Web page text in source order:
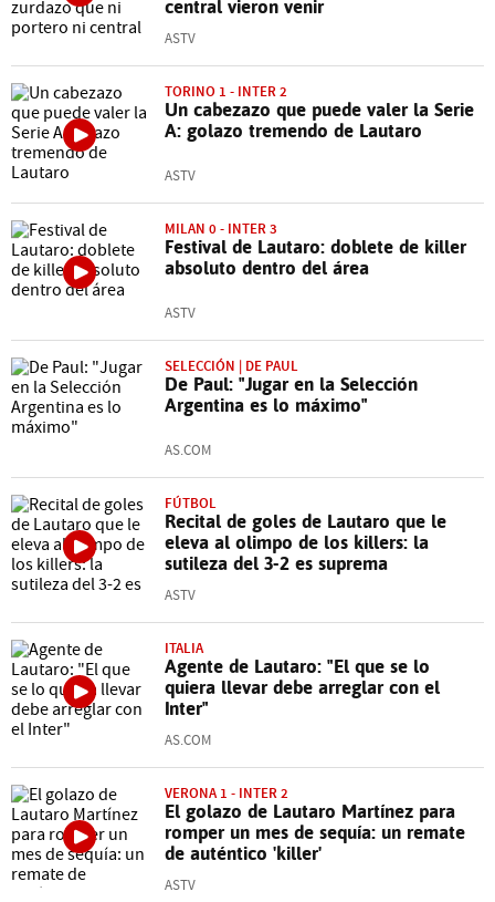
central vieron venir
ASTV
TORINO 1 - INTER 2
Un cabezazo que puede valer la Serie
A: golazo tremendo de Lautaro
ASTV
MILAN 0 - INTER 3
Festival de Lautaro: doblete de killer
absoluto dentro del área
ASTV
SELECCIÓN | DE PAUL
De Paul: "Jugar en la Selección
Argentina es lo máximo"
AS.COM
FÚTBOL
Recital de goles de Lautaro que le
eleva al olimpo de los killers: la
sutileza del 3-2 es suprema
ASTV
ITALIA
Agente de Lautaro: "El que se lo
quiera llevar debe arreglar con el
Inter"
AS.COM
VERONA 1 - INTER 2
El golazo de Lautaro Martínez para
romper un mes de sequía: un remate
de auténtico 'killer'
ASTV